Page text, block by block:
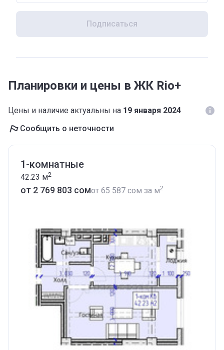
Подписаться
Планировки и цены в ЖК Rio+
Цены и наличие актуальны на 19 января 2024
Сообщить о неточности
1-комнатные
42.23 м2
от ‍2 769 803 сомот ‍65 587 сом за м2